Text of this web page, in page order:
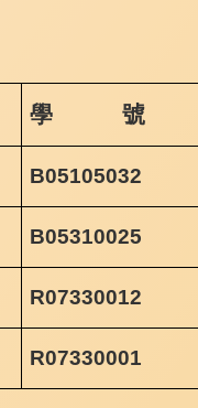
學 號
B05105032
B05310025
R07330012
R07330001